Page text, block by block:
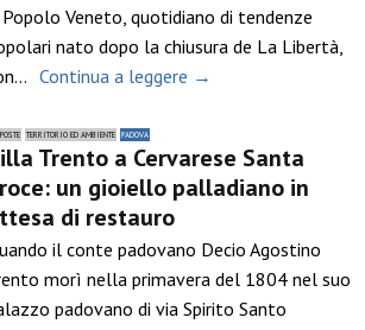
Veneto, quotidiano di tendenze
nato dopo la chiusura de La Libertà,
Continua a leggere →
TERRITORIO ED AMBIENTE PADOVA
Trento a Cervarese Santa
un gioiello palladiano in
di restauro
il conte padovano Decio Agostino
morì nella primavera del 1804 nel suo
padovano di via Spirito Santo